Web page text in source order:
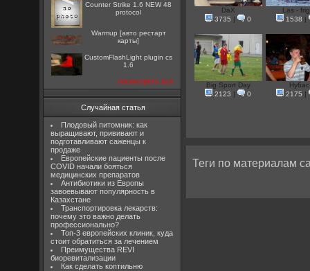
Counter Strike 1.6 NEW 48
protocol
Warmup [авто рестарт
карты]
CustomFlashLight plugin cs
1.6
посмотреть все
Случайная статья
Плодовый питомник: как
выращивают, прививают и
подготавливают саженцы к
продаже
Европейские пациенты после
COVID начали бояться
медицинских препаратов
Антибиотики из Европы
завоевывают популярность в
Казахстане
Транспортировка лекарств:
почему это важно делать
профессионально?
Топ-3 европейских клиник, куда
стоит обратиться за лечением
Преимущества REVI
биоревитализации
Как сделать коптильню
DaX
3735
| 0
Las -
1538
|
Big Sport Day
2123
| 0
Hy6ac
2175
|
Теги по материалам